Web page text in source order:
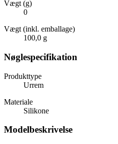
Vægt (g)
0
Vægt (inkl. emballage)
100,0 g
Nøglespecifikation
Produkttype
Urrem
Materiale
Silikone
Modelbeskrivelse